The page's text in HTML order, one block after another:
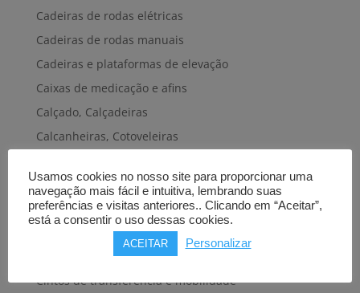
Cadeiras de rodas elétricas
Cadeiras de rodas manuais
Cadeiras e plataformas de elevação
Caixas de medicação e afins
Calçado, Calçadeiras
Calcanheiras, Cotoveleiras
Carros hospitalares
Cestas, Arneses
Cintas e Faixas
Cintos, Coletes e afins
Cintos de transferência e mobilidade
Usamos cookies no nosso site para proporcionar uma
navegação mais fácil e intuitiva, lembrando suas
preferências e visitas anteriores.. Clicando em “Aceitar”,
está a consentir o uso dessas cookies.
ACEITAR Personalizar